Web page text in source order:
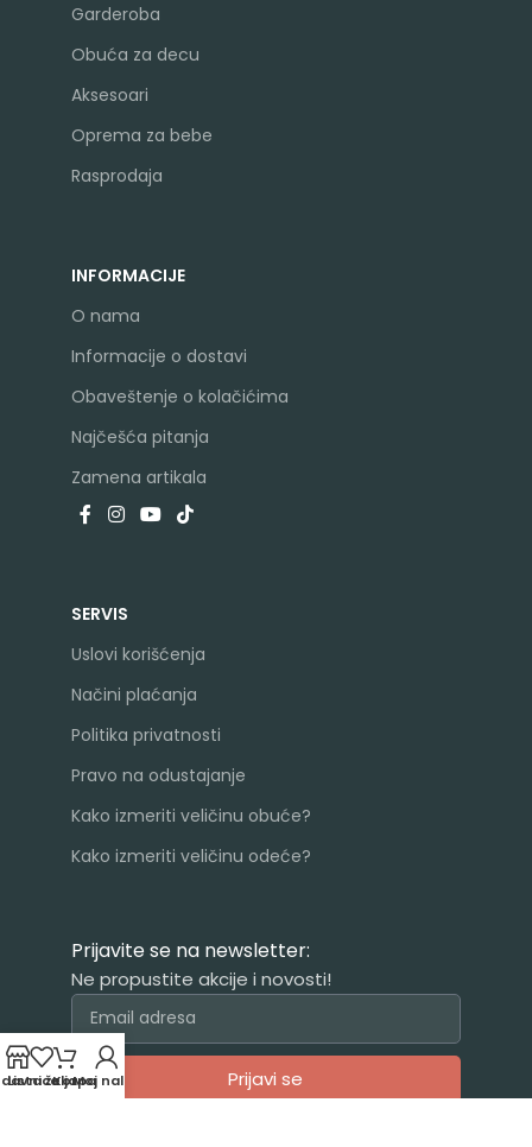
Garderoba
Obuća za decu
Aksesoari
Oprema za bebe
Rasprodaja
INFORMACIJE
O nama
Informacije o dostavi
Obaveštenje o kolačićima
Najčešća pitanja
Zamena artikala
SERVIS
Uslovi korišćenja
Načini plaćanja
Politika privatnosti
Pravo na odustajanje
Kako izmeriti veličinu obuće?
Kako izmeriti veličinu odeće?
Prijavite se na newsletter:
Ne propustite akcije i novosti!
Prijavi se
Lista željaKorpaMoj nalog